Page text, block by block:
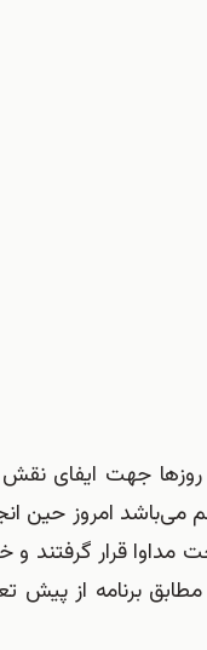
روزها جهت ایفای
می‌باشد امروز حین
مداوا قرار گرفتند و
مطابق برنامه از پیش